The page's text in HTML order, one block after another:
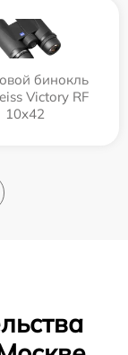
бинокль
Victory RF
10x42